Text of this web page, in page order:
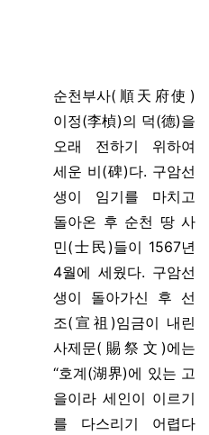
순천부사(順天府使)
이정(李楨)의 덕(德)을
오래 전하기 위하여
세운 비(碑)다. 구암선
생이 임기를 마치고
돌아온 후 순천 땅 사
민(士民)들이 1567년
4월에 세웠다. 구암선
생이 돌아가신 후 선
조(宣祖)임금이 내린
사제문(賜祭文)에는
“호계(湖界)에 있는 고
을이라 세인이 이르기
를 다스리기 어렵다